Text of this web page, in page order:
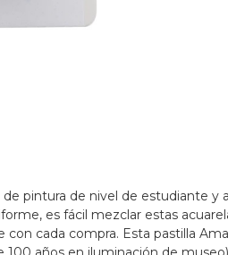
pintura de nivel de estudiante
es fácil mezclar estas
cada compra. Esta pastilla